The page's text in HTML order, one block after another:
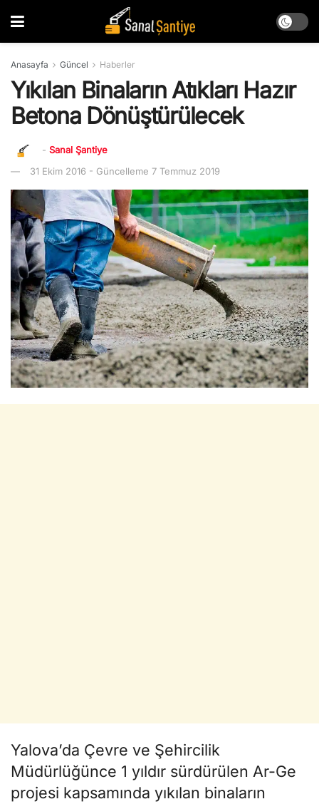
Anasayfa Güncel Haberler
Yıkılan Binaların Atıkları Hazır
Betona Dönüştürülecek
- Sanal Şantiye
31 Ekim 2016 - Güncelleme 7 Temmuz 2019
Yalova’da Çevre ve Şehircilik
Müdürlüğünce 1 yıldır sürdürülen Ar-Ge
projesi kapsamında yıkılan binaların